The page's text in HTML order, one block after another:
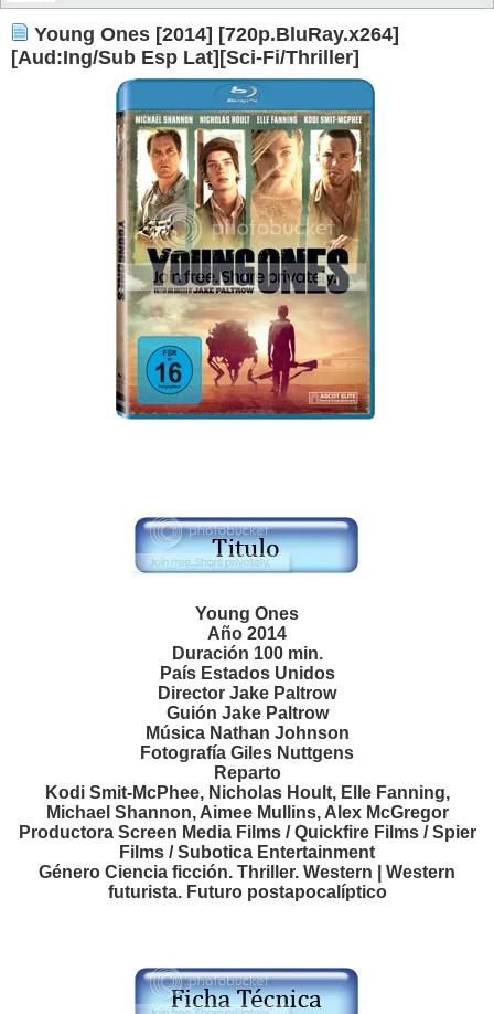
Young Ones [2014] [720p.BluRay.x264]
[Aud:Ing/Sub Esp Lat][Sci-Fi/Thriller]
Young Ones
Año 2014
Duración 100 min.
País Estados Unidos
Director Jake Paltrow
Guión Jake Paltrow
Música Nathan Johnson
Fotografía Giles Nuttgens
Reparto
Kodi Smit-McPhee, Nicholas Hoult, Elle Fanning,
Michael Shannon, Aimee Mullins, Alex McGregor
Productora Screen Media Films / Quickfire Films / Spier
Films / Subotica Entertainment
Género Ciencia ficción. Thriller. Western | Western
futurista. Futuro postapocalíptico